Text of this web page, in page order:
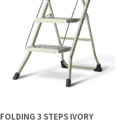
FOLDING 3 STEPS IVORY